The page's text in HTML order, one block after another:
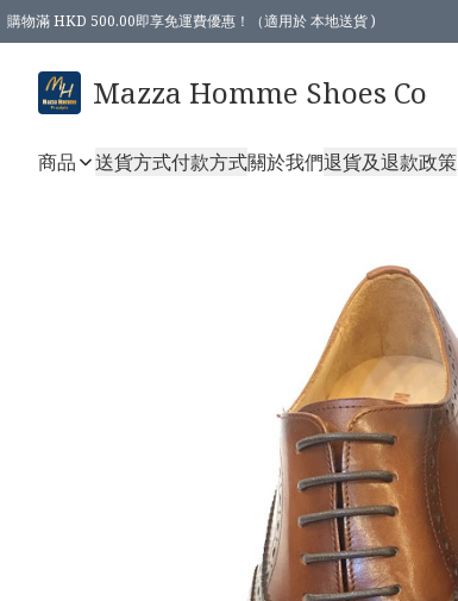
購物滿 HKD 500.00即享免運費優惠！（適用於 本地送貨 )
Mazza Homme Shoes Co
商品 送貨方式付款方式關於我們退貨及退款政策